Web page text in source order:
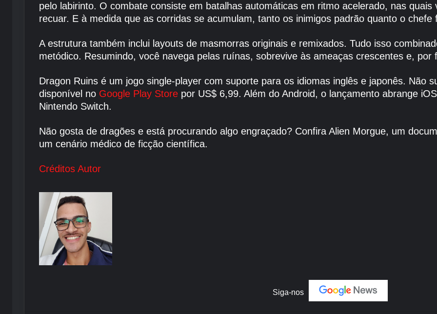
pelo labirinto. O combate consiste em batalhas automáticas em ritmo acelerado, nas
recuar. E à medida que as corridas se acumulam, tanto os inimigos padrão quanto o chefe
A estrutura também inclui layouts de masmorras originais e remixados. Tudo isso
metódico. Resumindo, você navega pelas ruínas, sobrevive às ameaças crescentes e, por
Dragon Ruins é um jogo single-player com suporte para os idiomas inglês e japonês. Não
disponível no Google Play Store por US$ 6,99. Além do Android, o lançamento abrange
Nintendo Switch.
Não gosta de dragões e está procurando algo engraçado? Confira Alien Morgue, um
um cenário médico de ficção científica.
Créditos Autor
Siga-nos